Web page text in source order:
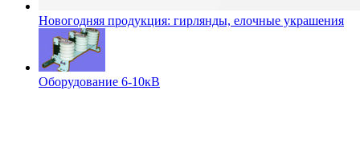
Новогодняя продукция: гирлянды, елочные украшения
Оборудование 6-10кВ